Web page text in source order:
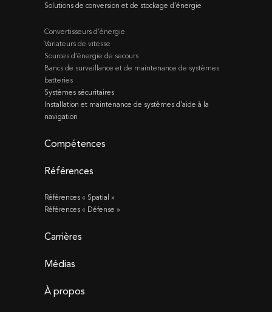
Solutions de conversion et de stockage d’énergie
Convertisseurs d’énergie
Variateurs de vitesse
Sources d’énergie de secours
Bancs de surveillance et de maintenance de systèmes
batteries
Systèmes sécuritaires
Installation et maintenance de systèmes d’aide à la
navigation
Compétences
Références
Références « Spatial »
Références « Défense »
Carrières
Médias
À propos